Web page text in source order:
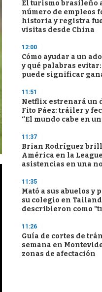
El turismo brasileño
número de empleos
historia y registra
visitas desde China
12:00
Cómo ayudar a un
y qué palabras
puede significar
11:51
Netflix estrenará un
Fito Páez: tráiler y
“El mundo cabe en
11:37
Brian Rodríguez
América en la
asistencias en una
11:35
Mató a sus abuelos y
su colegio en
describieron como
11:26
Guía de cortes de
semana en
zonas de afectación